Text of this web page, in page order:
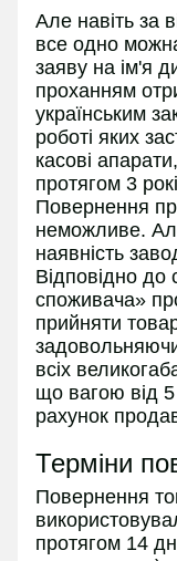
Але навіть за
все одно
заяву на ім'я
проханням
українським
роботі яких
касові
протягом 3
Повернення
неможливе.
наявність
Відповідно до
споживача»
прийняти
всіх
що вагою від 5
рахунок
Терміни
Повернення
протягом 14